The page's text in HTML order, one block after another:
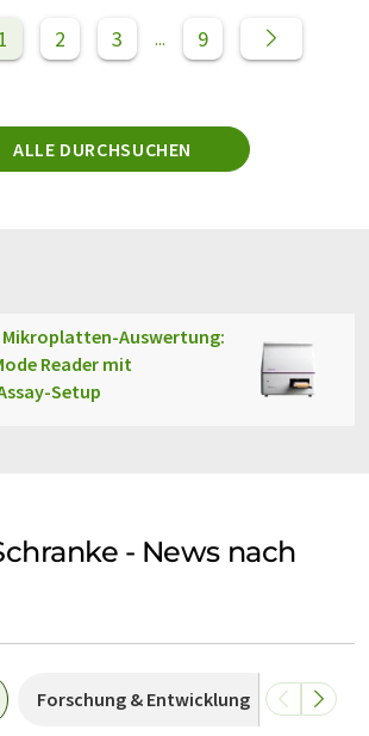
1 2 3 ... 9
ALLE DURCHSUCHEN
Auswertung:
Reader mit
Setup
- News nach
Forschung & Entwicklung